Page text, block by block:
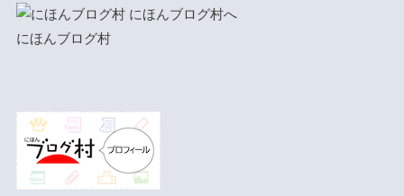
にほんブログ村